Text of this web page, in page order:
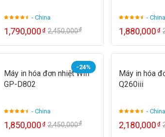
- China
1,790,000₫ 2,450,000₫
- China
1,880,000₫
-24%
Máy in hóa đơn nhiệt Wifi
GP-D802
- China
1,850,000₫ 2,450,000₫
Máy in hóa
Q260iii
- China
2,180,000₫